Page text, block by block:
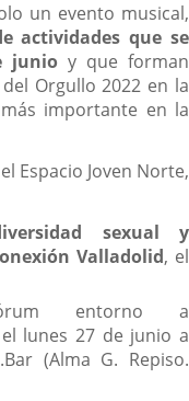
un evento musical,
actividades que se
junioy que forman
Orgullo 2022 en la
importante en la
Espacio Joven Norte,
sexual y
Valladolid, el
entorno a
lunes 27 de junio a
(Alma G. Repiso.